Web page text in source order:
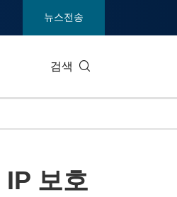
뉴스전송
검색
미디어보호